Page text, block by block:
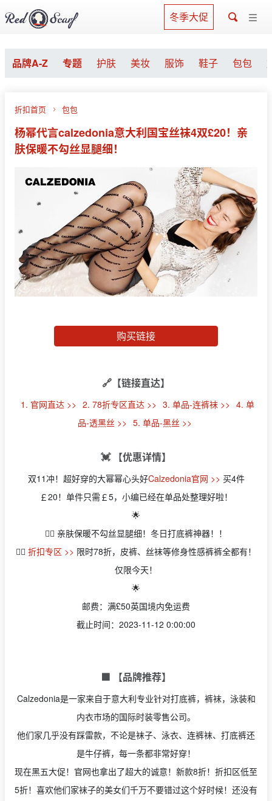
冬季大促
品牌A-Z 专题 护肤 美妆 服饰 鞋子 包包
折扣首页 包包
杨幂代言calzedonia意大利国宝丝袜4双£20！亲
肤保暖不勾丝显腿细！
购买链接
🔗【链接直达】
1. 官网直达 >> 2. 78折专区直达 >> 3. 单品-连裤袜 >> 4. 单
品-透黑丝 >> 5. 单品-黑丝 >>
💓 【优惠详情】
双11冲！超好穿的大幂幂心头好Calzedonia官网 >> 买4件
￡20！单件只需￡5，小编已经在单品处整理好啦！
🌟
👉🏻 亲肤保暖不勾丝显腿细！冬日打底裤神器！！
👉🏻 折扣专区 >> 限时78折，皮裤、丝袜等修身性感裤裤全都有！
仅限今天！
🌟
邮费：满£50英国境内免运费
截止时间：2023-11-12 0:00:00
🟩 【品牌推荐】
Calzedonia是一家来自于意大利专业针对打底裤，裤袜，泳装和
内衣市场的国际时装零售公司。
他们家几乎没有踩雷款，不论是袜子、泳衣、连裤袜、打底裤还
是牛仔裤，每一条都非常好穿！
现在黑五大促！官网也拿出了超大的诚意！新款8折！折扣区低至
5折！喜欢他们家袜子的美女们千万不要错过这个好时候！还没有